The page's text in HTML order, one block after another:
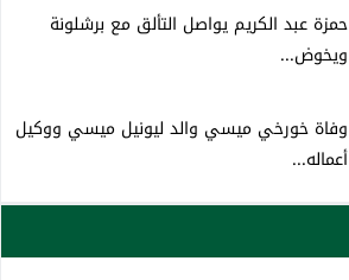
حمزة عبد الكريم يواصل التألق مع برشلونة
ويخوض...
وفاة خورخي ميسي والد ليونيل ميسي ووكيل
أعماله...